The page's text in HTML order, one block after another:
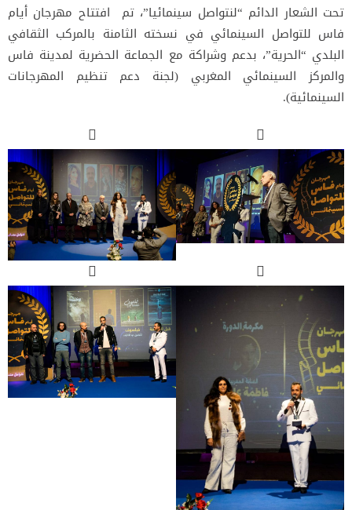
تحت الشعار الدائم “لنتواصل سينمائيا”، تم افتتاح مهرجان أيام
فاس للتواصل السينمائي في نسخته الثامنة بالمركب الثقافي
البلدي “الحرية”، بدعم وشراكة مع الجماعة الحضرية لمدينة فاس
والمركز السينمائي المغربي (لجنة دعم تنظيم المهرجانات
السينمائية).